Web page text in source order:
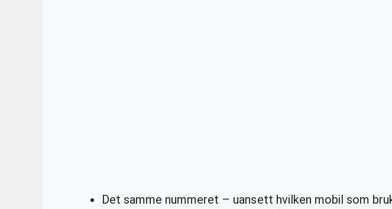
Det samme nummeret – uansett hvilken mobil som